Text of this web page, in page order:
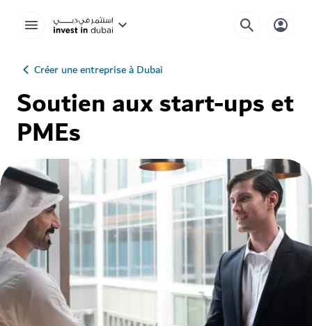
Créer une entreprise à Dubai
Soutien aux start-ups et
PMEs